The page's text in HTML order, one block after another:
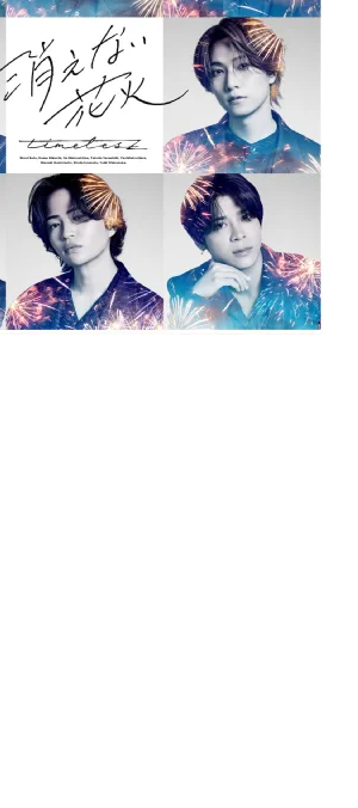
関連アクセサリー
その他楽器
その他楽器
ハーモニカ
鍵盤ハーモニカ
リコーダー